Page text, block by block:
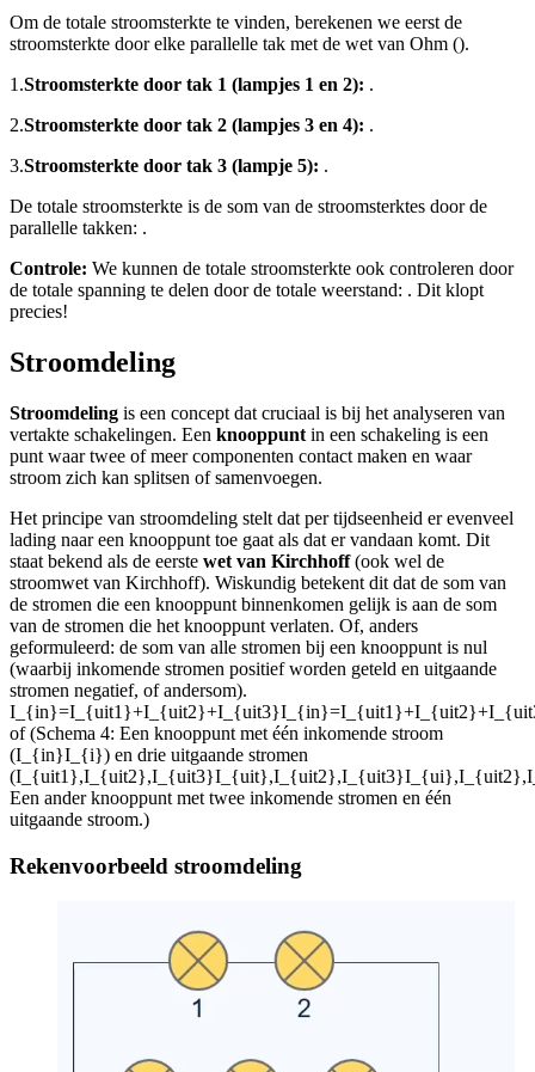
Om de totale stroomsterkte te vinden, berekenen we eerst de
stroomsterkte door elke parallelle tak met de wet van Ohm ().
1.Stroomsterkte door tak 1 (lampjes 1 en 2): .
2.Stroomsterkte door tak 2 (lampjes 3 en 4): .
3.Stroomsterkte door tak 3 (lampje 5): .
De totale stroomsterkte is de som van de stroomsterktes door de
parallelle takken: .
Controle: We kunnen de totale stroomsterkte ook controleren door
de totale spanning te delen door de totale weerstand: . Dit klopt
precies!
Stroomdeling
Stroomdeling is een concept dat cruciaal is bij het analyseren van
vertakte schakelingen. Een knooppunt in een schakeling is een
punt waar twee of meer componenten contact maken en waar
stroom zich kan splitsen of samenvoegen.
Het principe van stroomdeling stelt dat per tijdseenheid er evenveel
lading naar een knooppunt toe gaat als dat er vandaan komt. Dit
staat bekend als de eerste wet van Kirchhoff(ook wel de
stroomwet van Kirchhoff). Wiskundig betekent dit dat de som van
de stromen die een knooppunt binnenkomen gelijk is aan de som
van de stromen die het knooppunt verlaten. Of, anders
geformuleerd: de som van alle stromen bij een knooppunt is nul
(waarbij inkomende stromen positief worden geteld en uitgaande
stromen negatief, of andersom).
of(Schema 4: Een knooppunt met één inkomende stroom
(I_{in}I_{i}) en drie uitgaande stromen
(
Een ander knooppunt met twee inkomende stromen en één
uitgaande stroom.)
Rekenvoorbeeld stroomdeling